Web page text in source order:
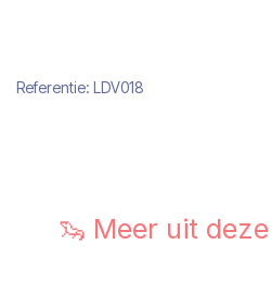
Referentie: LDV018
🦦 Meer uit